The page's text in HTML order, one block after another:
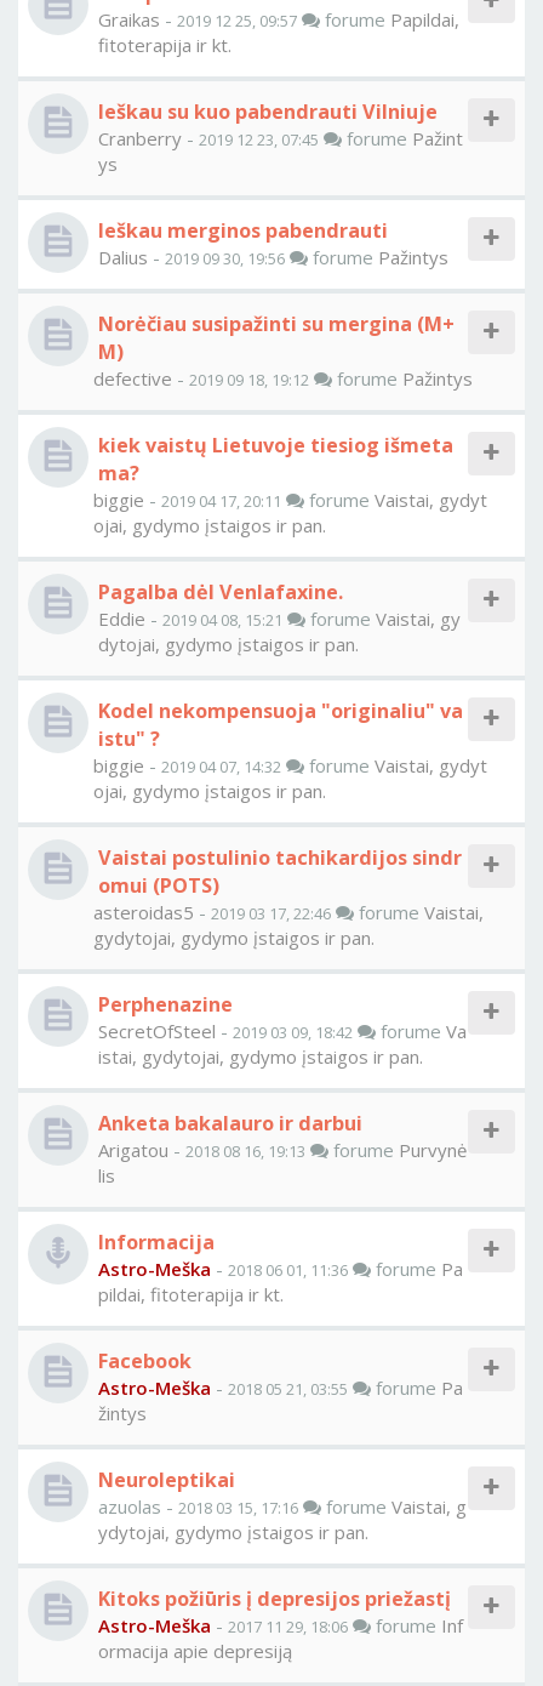
Graikas - 2019 12 25, 09:57 forume Papildai,
fitoterapija ir kt.
Ieškau su kuo pabendrauti Vilniuje
Cranberry - 2019 12 23, 07:45 forume Pažint
ys
Ieškau merginos pabendrauti
Dalius - 2019 09 30, 19:56 forume Pažintys
Norėčiau susipažinti su mergina (M+
M)
defective - 2019 09 18, 19:12 forume Pažintys
kiek vaistų Lietuvoje tiesiog išmeta
ma?
biggie - 2019 04 17, 20:11 forume Vaistai, gydyt
ojai, gydymo įstaigos ir pan.
Pagalba dėl Venlafaxine.
Eddie - 2019 04 08, 15:21 forume Vaistai, gy
dytojai, gydymo įstaigos ir pan.
Kodel nekompensuoja "originaliu" va
istu" ?
biggie - 2019 04 07, 14:32 forume Vaistai, gydyt
ojai, gydymo įstaigos ir pan.
Vaistai postulinio tachikardijos sindr
omui (POTS)
asteroidas5 - 2019 03 17, 22:46 forume Vaistai,
gydytojai, gydymo įstaigos ir pan.
Perphenazine
SecretOfSteel - 2019 03 09, 18:42 forume Va
istai, gydytojai, gydymo įstaigos ir pan.
Anketa bakalauro ir darbui
Arigatou - 2018 08 16, 19:13 forume Purvynė
lis
Informacija
Astro-Meška - 2018 06 01, 11:36 forume Pa
pildai, fitoterapija ir kt.
Facebook
Astro-Meška - 2018 05 21, 03:55 forume Pa
žintys
Neuroleptikai
azuolas - 2018 03 15, 17:16 forume Vaistai, g
ydytojai, gydymo įstaigos ir pan.
Kitoks požiūris į depresijos priežastį
Astro-Meška - 2017 11 29, 18:06 forume Inf
ormacija apie depresiją